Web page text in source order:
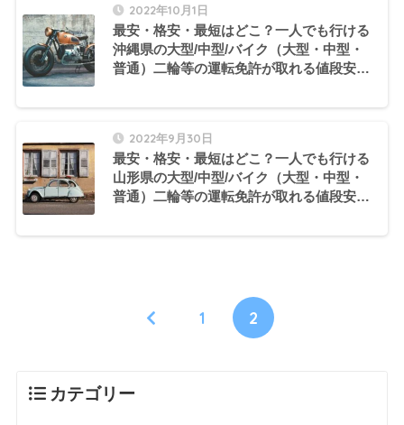
2022年10月1日
最安・格安・最短はどこ？一人でも行ける
沖縄県の大型/中型/バイク（大型・中型・
普通）二輪等の運転免許が取れる値段安い
ランキングと口コミ
2022年9月30日
最安・格安・最短はどこ？一人でも行ける
山形県の大型/中型/バイク（大型・中型・
普通）二輪等の運転免許が取れる値段安い
ランキングと口コミ
1 2
カテゴリー